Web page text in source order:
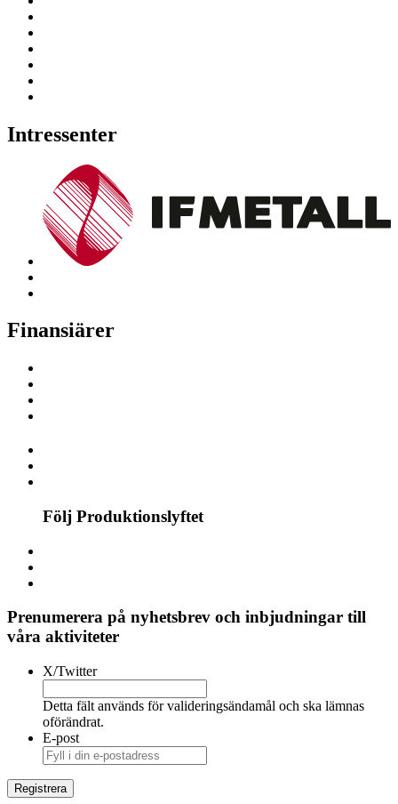
Intressenter
Finansiärer
Följ Produktionslyftet
Prenumerera på nyhetsbrev och inbjudningar till
våra aktiviteter
X/Twitter
Detta fält används för valideringsändamål och ska lämnas
oförändrat.
E-post